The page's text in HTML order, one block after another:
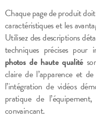
Chaque page de produit
caractéristiques et les
Utilisez des descriptions
techniques précises pour
photos de haute qualité
claire de l’apparence et
l’intégration de vidéos
pratique de
convaincant.